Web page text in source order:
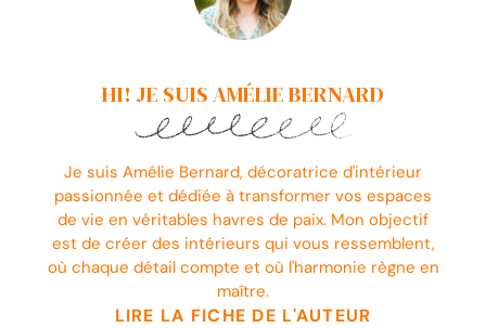
HI! JE SUIS AMÉLIE BERNARD
Je suis Amélie Bernard, décoratrice d'intérieur
passionnée et dédiée à transformer vos espaces
de vie en véritables havres de paix. Mon objectif
est de créer des intérieurs qui vous ressemblent,
où chaque détail compte et où l'harmonie règne en
maître.
LIRE LA FICHE DE L'AUTEUR